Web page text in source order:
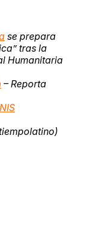
se prepara
tras la
Humanitaria
– Reporta